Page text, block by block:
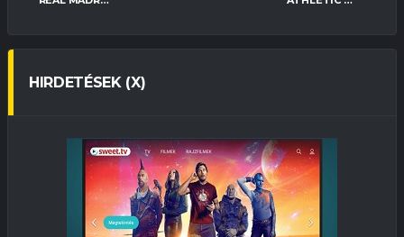
HIRDETÉSEK (X)